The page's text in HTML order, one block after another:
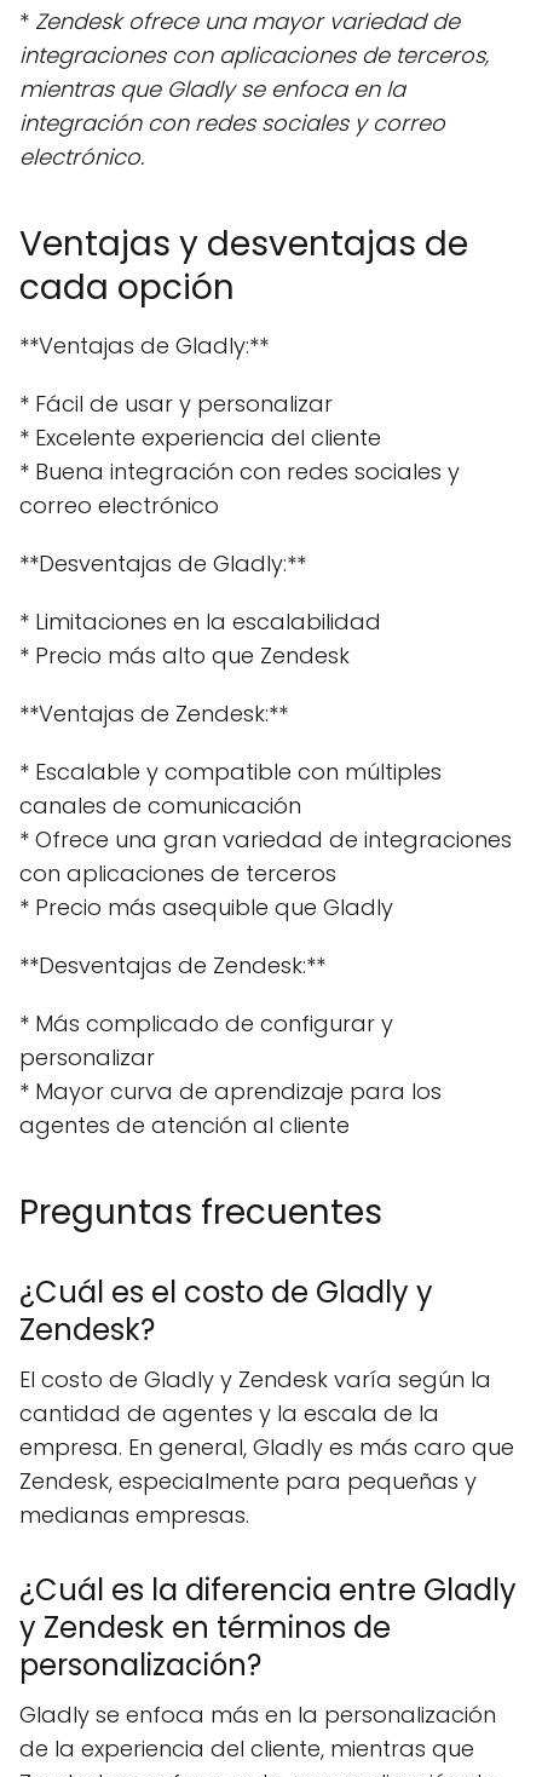
* Zendesk ofrece una mayor variedad de
integraciones con aplicaciones de terceros,
mientras que Gladly se enfoca en la
integración con redes sociales y correo
electrónico.
Ventajas y desventajas de
cada opción
**Ventajas de Gladly:**
* Fácil de usar y personalizar
* Excelente experiencia del cliente
* Buena integración con redes sociales y
correo electrónico
**Desventajas de Gladly:**
* Limitaciones en la escalabilidad
* Precio más alto que Zendesk
**Ventajas de Zendesk:**
* Escalable y compatible con múltiples
canales de comunicación
* Ofrece una gran variedad de integraciones
con aplicaciones de terceros
* Precio más asequible que Gladly
**Desventajas de Zendesk:**
* Más complicado de configurar y
personalizar
* Mayor curva de aprendizaje para los
agentes de atención al cliente
Preguntas frecuentes
¿Cuál es el costo de Gladly y
Zendesk?
El costo de Gladly y Zendesk varía según la
cantidad de agentes y la escala de la
empresa. En general, Gladly es más caro que
Zendesk, especialmente para pequeñas y
medianas empresas.
¿Cuál es la diferencia entre Gladly
y Zendesk en términos de
personalización?
Gladly se enfoca más en la personalización
de la experiencia del cliente, mientras que